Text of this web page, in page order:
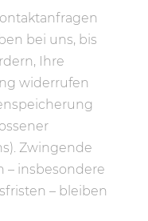
bei uns, bis
Ihre
widerrufen
Zwingende
– insbesondere
– bleiben